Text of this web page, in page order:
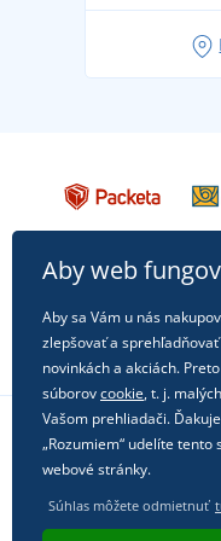
Sledujte
Aby web
Aby sa Vám u nás
zlepšovať a
novinkách a akciách.
súborovcookie, t. j.
Vašom prehliadači.
„Rozumiem“ udelíte
webové stránky.
Súhlas môžete odmietnuť